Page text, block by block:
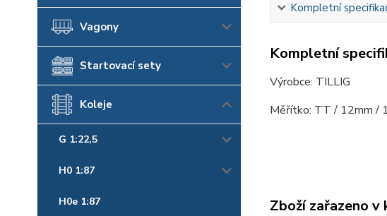
Vagony
Startovací sety
Koleje
G 1:22,5
H0 1:87
H0e 1:87
Kompletní
Kompletní
Výrobce: TILLIG
Měřítko: TT / 12mm /
Zboží zařazeno v